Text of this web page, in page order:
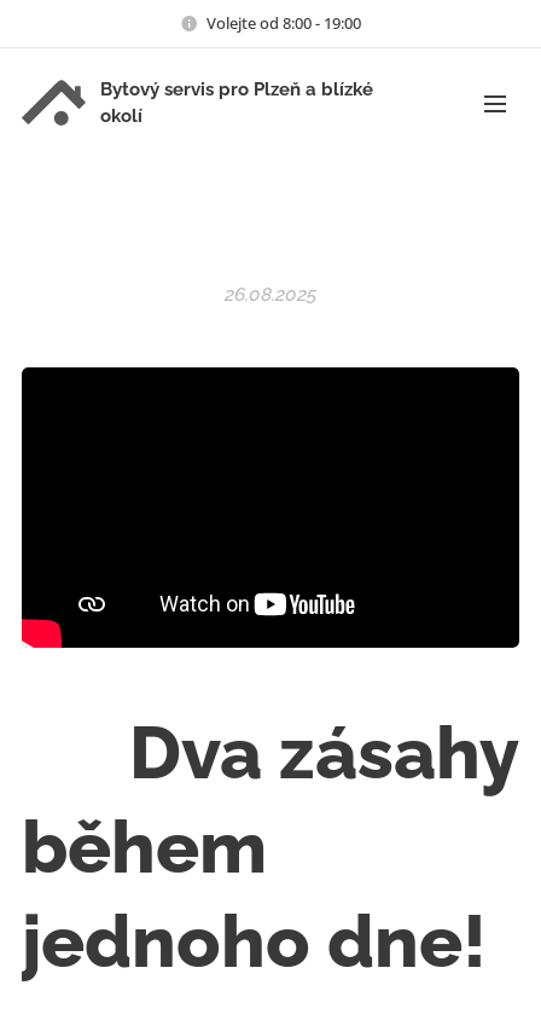
Volejte od 8:00 - 19:00
Bytový servis pro Plzeň a blízké
okolí
26.08.2025
🔧 Dva zásahy
během
jednoho dne!